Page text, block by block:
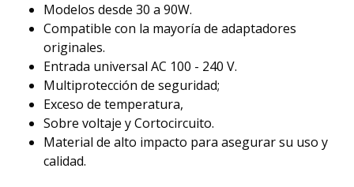
Modelos desde 30 a 90W.
Compatible con la mayoría de adaptadores
originales.
Entrada universal AC 100 - 240 V.
Multiprotección de seguridad;
Exceso de temperatura,
Sobre voltaje y Cortocircuito.
Material de alto impacto para asegurar su uso y
calidad.